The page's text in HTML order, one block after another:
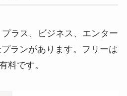
ラス、ビジネス、エンター
ランがあります。フリーは
料です。